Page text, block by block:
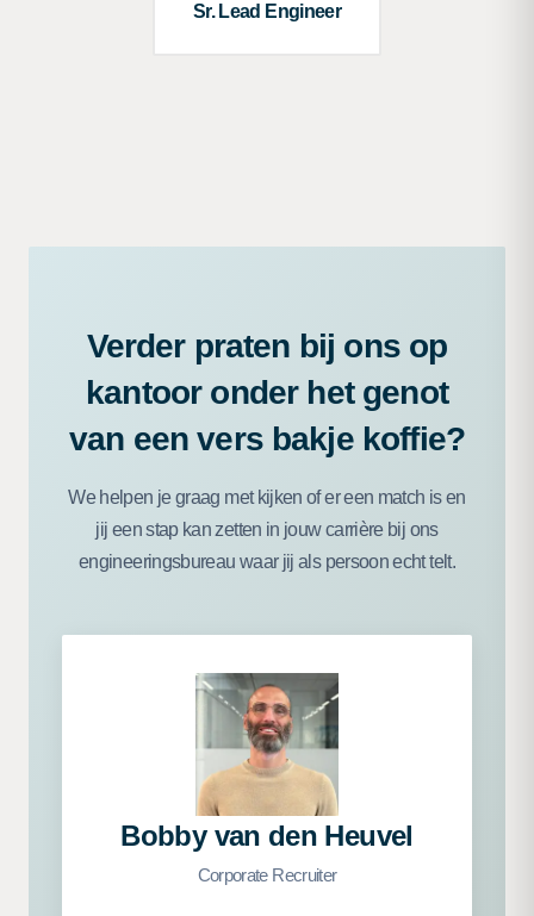
Sr. Lead Engineer
Verder praten bij ons op
kantoor onder het genot
van een vers bakje koffie?
We helpen je graag met kijken of er een match is en
jij een stap kan zetten in jouw carrière bij ons
engineeringsbureau waar jij als persoon echt telt.
Bobby van den Heuvel
Corporate Recruiter